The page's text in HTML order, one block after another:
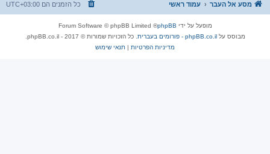
מסע אל העבר עמוד ראשי כל הזמנים הם UTC+03:00
מופעל על ידי phpBB
® Forum Software © phpBB Limited
מבוסס עלphpBB.co.il - פורומים בעברית
. כל הזכויות שמורות © 2017 - phpBB.co.il.
מדיניות הפרטיות | תנאי שימוש